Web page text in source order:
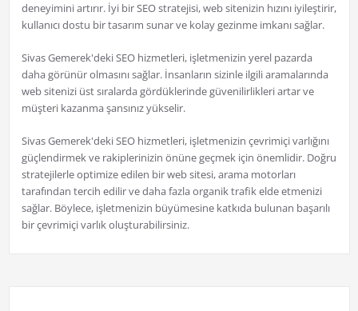
deneyimini artırır. İyi bir SEO stratejisi, web sitenizin hızını iyileştirir,
kullanıcı dostu bir tasarım sunar ve kolay gezinme imkanı sağlar.
Sivas Gemerek'deki SEO hizmetleri, işletmenizin yerel pazarda
daha görünür olmasını sağlar. İnsanların sizinle ilgili aramalarında
web sitenizi üst sıralarda gördüklerinde güvenilirlikleri artar ve
müşteri kazanma şansınız yükselir.
Sivas Gemerek'deki SEO hizmetleri, işletmenizin çevrimiçi varlığını
güçlendirmek ve rakiplerinizin önüne geçmek için önemlidir. Doğru
stratejilerle optimize edilen bir web sitesi, arama motorları
tarafından tercih edilir ve daha fazla organik trafik elde etmenizi
sağlar. Böylece, işletmenizin büyümesine katkıda bulunan başarılı
bir çevrimiçi varlık oluşturabilirsiniz.